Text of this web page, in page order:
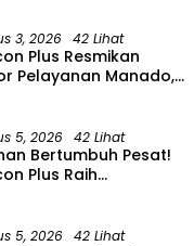
3, 2026 42 Lihat
Plus Resmikan
Pelayanan Manado,
5, 2026 42 Lihat
Bertumbuh Pesat!
Plus Raih
5, 2026 42 Lihat